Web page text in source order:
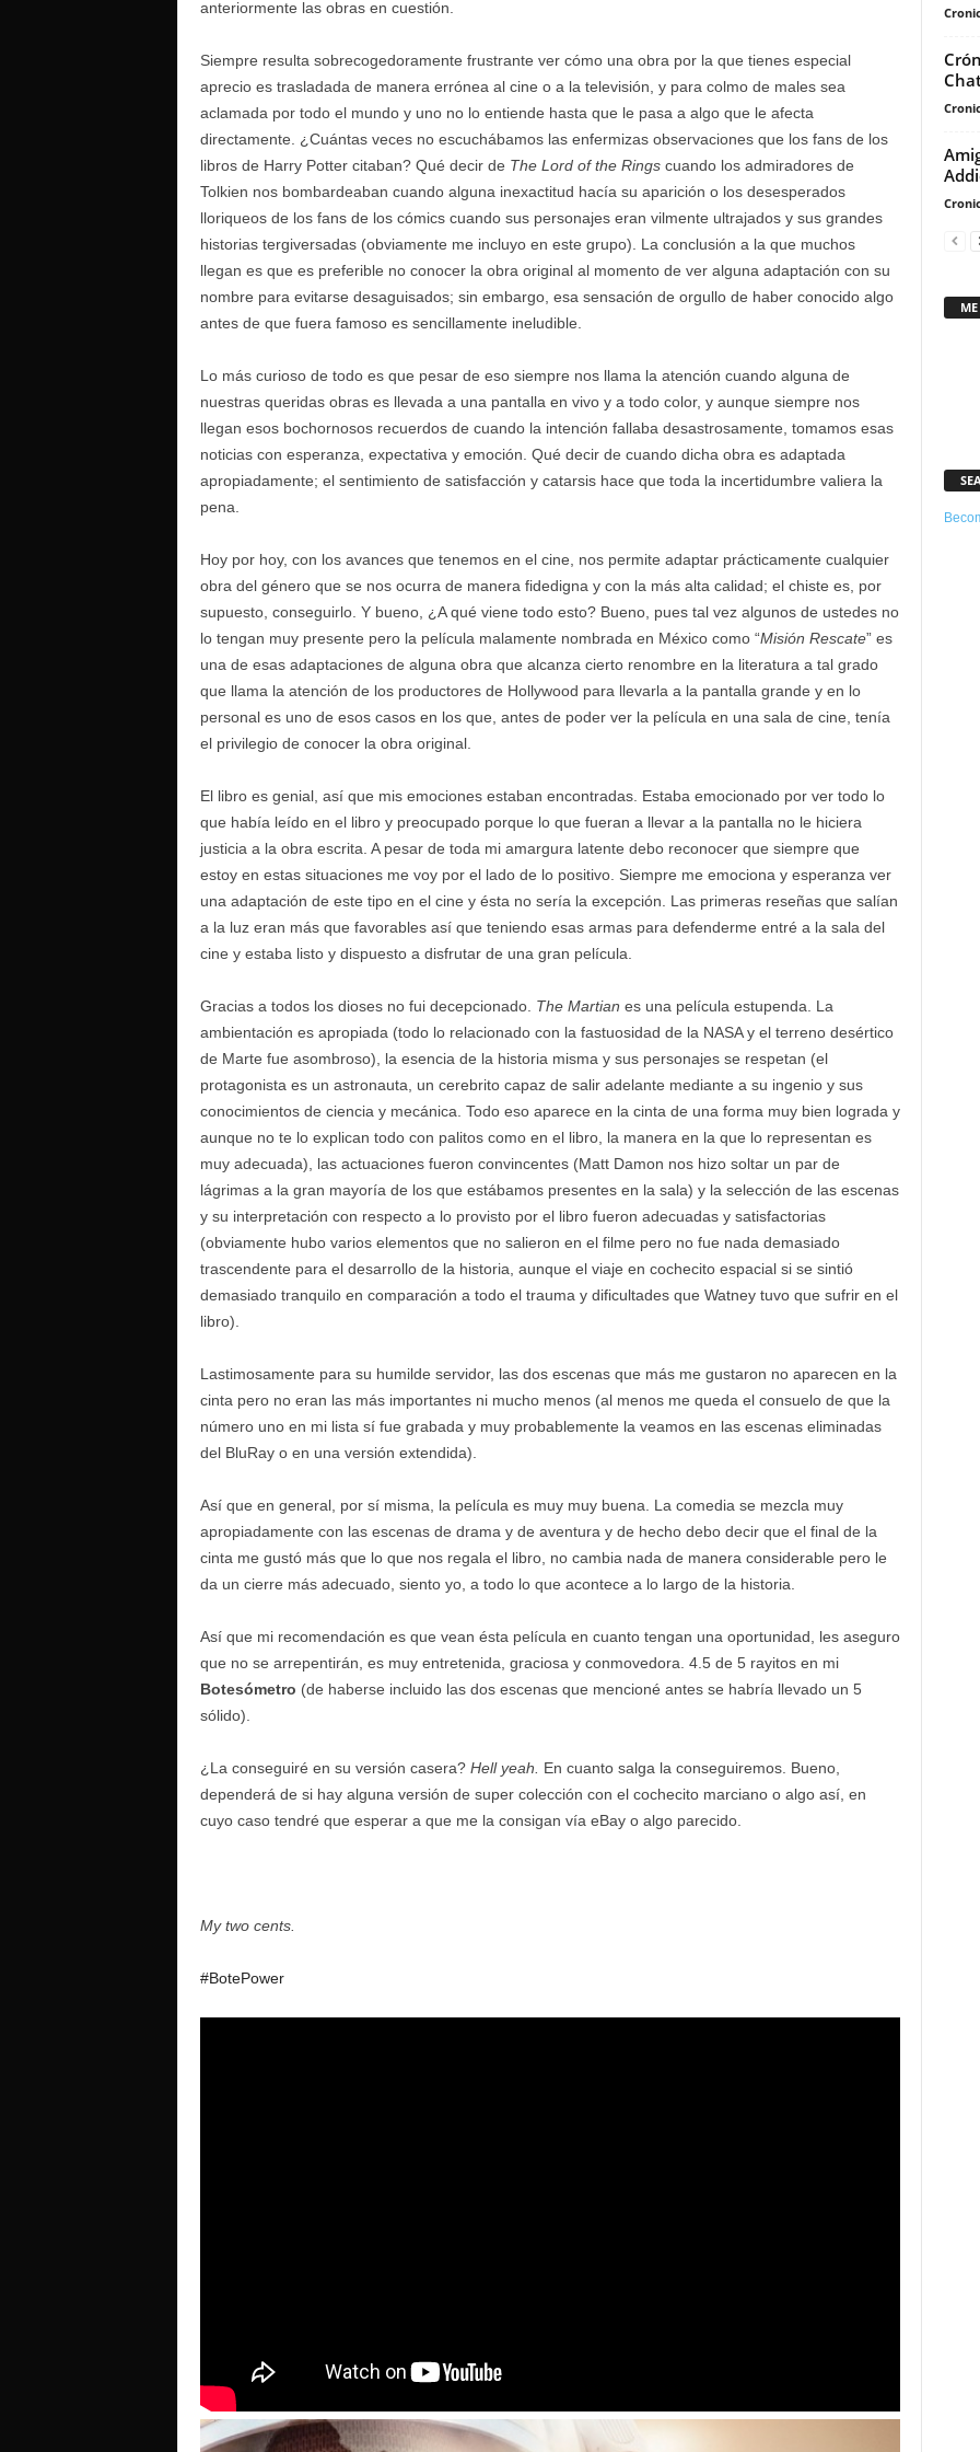
anteriormente las obras en cuestión.
Siempre resulta sobrecogedoramente frustrante ver cómo una obra por la que tienes especial
aprecio es trasladada de manera errónea al cine o a la televisión, y para colmo de males sea
aclamada por todo el mundo y uno no lo entiende hasta que le pasa a algo que le afecta
directamente. ¿Cuántas veces no escuchábamos las enfermizas observaciones que los fans de los
libros de Harry Potter citaban? Qué decir de The Lord of the Ringscuando los admiradores de
Tolkien nos bombardeaban cuando alguna inexactitud hacía su aparición o los desesperados
lloriqueos de los fans de los cómics cuando sus personajes eran vilmente ultrajados y sus grandes
historias tergiversadas (obviamente me incluyo en este grupo). La conclusión a la que muchos
llegan es que es preferible no conocer la obra original al momento de ver alguna adaptación con su
nombre para evitarse desaguisados; sin embargo, esa sensación de orgullo de haber conocido algo
antes de que fuera famoso es sencillamente ineludible.
Lo más curioso de todo es que pesar de eso siempre nos llama la atención cuando alguna de
nuestras queridas obras es llevada a una pantalla en vivo y a todo color, y aunque siempre nos
llegan esos bochornosos recuerdos de cuando la intención fallaba desastrosamente, tomamos esas
noticias con esperanza, expectativa y emoción. Qué decir de cuando dicha obra es adaptada
apropiadamente; el sentimiento de satisfacción y catarsis hace que toda la incertidumbre valiera la
pena.
Hoy por hoy, con los avances que tenemos en el cine, nos permite adaptar prácticamente cualquier
obra del género que se nos ocurra de manera fidedigna y con la más alta calidad; el chiste es, por
supuesto, conseguirlo. Y bueno, ¿A qué viene todo esto? Bueno, pues tal vez algunos de ustedes no
lo tengan muy presente pero la película malamente nombrada en México como “Misión Rescate” es
una de esas adaptaciones de alguna obra que alcanza cierto renombre en la literatura a tal grado
que llama la atención de los productores de Hollywood para llevarla a la pantalla grande y en lo
personal es uno de esos casos en los que, antes de poder ver la película en una sala de cine, tenía
el privilegio de conocer la obra original.
El libro es genial, así que mis emociones estaban encontradas. Estaba emocionado por ver todo lo
que había leído en el libro y preocupado porque lo que fueran a llevar a la pantalla no le hiciera
justicia a la obra escrita. A pesar de toda mi amargura latente debo reconocer que siempre que
estoy en estas situaciones me voy por el lado de lo positivo. Siempre me emociona y esperanza ver
una adaptación de este tipo en el cine y ésta no sería la excepción. Las primeras reseñas que salían
a la luz eran más que favorables así que teniendo esas armas para defenderme entré a la sala del
cine y estaba listo y dispuesto a disfrutar de una gran película.
Gracias a todos los dioses no fui decepcionado. The Martian es una película estupenda. La
ambientación es apropiada (todo lo relacionado con la fastuosidad de la NASA y el terreno desértico
de Marte fue asombroso), la esencia de la historia misma y sus personajes se respetan (el
protagonista es un astronauta, un cerebrito capaz de salir adelante mediante a su ingenio y sus
conocimientos de ciencia y mecánica. Todo eso aparece en la cinta de una forma muy bien lograda y
aunque no te lo explican todo con palitos como en el libro, la manera en la que lo representan es
muy adecuada), las actuaciones fueron convincentes (Matt Damon nos hizo soltar un par de
lágrimas a la gran mayoría de los que estábamos presentes en la sala) y la selección de las escenas
y su interpretación con respecto a lo provisto por el libro fueron adecuadas y satisfactorias
(obviamente hubo varios elementos que no salieron en el filme pero no fue nada demasiado
trascendente para el desarrollo de la historia, aunque el viaje en cochecito espacial si se sintió
demasiado tranquilo en comparación a todo el trauma y dificultades que Watney tuvo que sufrir en el
libro).
Lastimosamente para su humilde servidor, las dos escenas que más me gustaron no aparecen en la
cinta pero no eran las más importantes ni mucho menos (al menos me queda el consuelo de que la
número uno en mi lista sí fue grabada y muy probablemente la veamos en las escenas eliminadas
del BluRay o en una versión extendida).
Así que en general, por sí misma, la película es muy muy buena. La comedia se mezcla muy
apropiadamente con las escenas de drama y de aventura y de hecho debo decir que el final de la
cinta me gustó más que lo que nos regala el libro, no cambia nada de manera considerable pero le
da un cierre más adecuado, siento yo, a todo lo que acontece a lo largo de la historia.
Así que mi recomendación es que vean ésta película en cuanto tengan una oportunidad, les aseguro
que no se arrepentirán, es muy entretenida, graciosa y conmovedora. 4.5 de 5 rayitos en mi
Botesómetro (de haberse incluido las dos escenas que mencioné antes se habría llevado un 5
sólido).
¿La conseguiré en su versión casera? Hell yeah. En cuanto salga la conseguiremos. Bueno,
dependerá de si hay alguna versión de super colección con el cochecito marciano o algo así, en
cuyo caso tendré que esperar a que me la consigan vía eBay o algo parecido.
My two cents.
#BotePower